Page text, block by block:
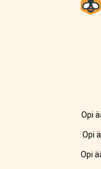
Opi
Opi
Opi